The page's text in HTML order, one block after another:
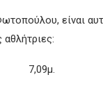
είναι
7,09μ.